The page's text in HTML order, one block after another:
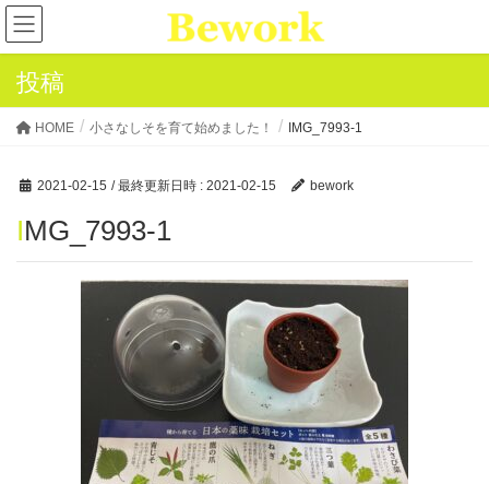
投稿
HOME 小さなしそを育て始めました！ IMG_7993-1
2021-02-15 / 最終更新日時 : 2021-02-15 bework
IMG_7993-1